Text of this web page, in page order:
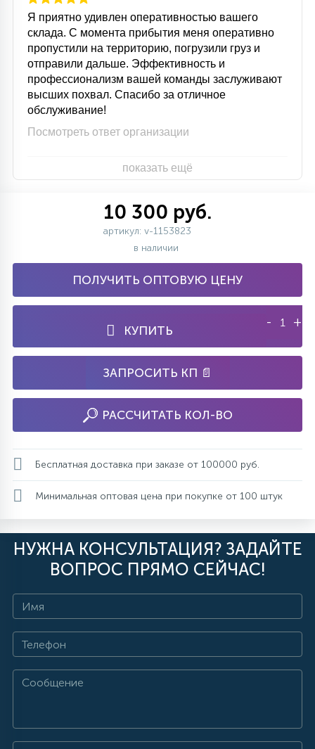
Я приятно удивлен оперативностью вашего
склада. С момента прибытия меня оперативно
пропустили на территорию, погрузили груз и
отправили дальше. Эффективность и
профессионализм вашей команды заслуживают
высших похвал. Спасибо за отличное
обслуживание!
Посмотреть ответ организации
показать ещё
10 300 руб.
артикул: v-1153823
в наличии
ПОЛУЧИТЬ ОПТОВУЮ ЦЕНУ
КУПИТЬ
- +
ЗАПРОСИТЬ КП 📄
РАССЧИТАТЬ КОЛ-ВО
Бесплатная доставка при заказе от 100000 руб.
Минимальная оптовая цена при покупке от 100 штук
НУЖНА КОНСУЛЬТАЦИЯ? ЗАДАЙТЕ
ВОПРОС ПРЯМО СЕЙЧАС!